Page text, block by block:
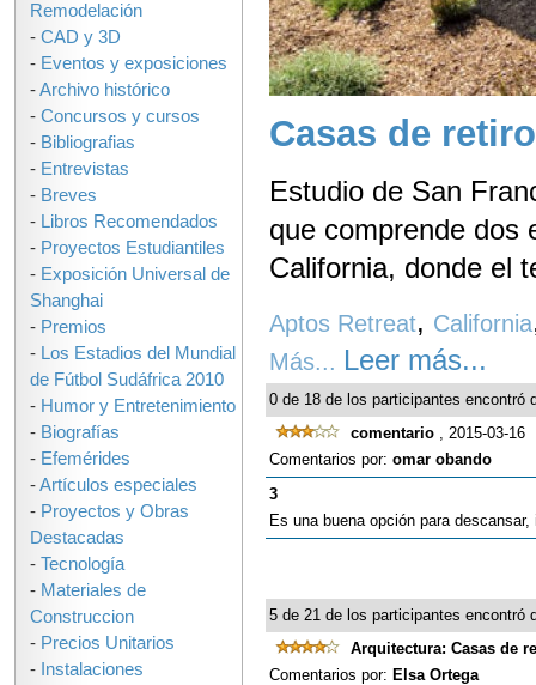
Casas de
Estudio de San
que comprende dos
California, donde el
Aptos Retreat, California
Más... Leer más...
0 de 18 de los participantes encontró
comentario , 2015-03-16
Comentarios por: omar obando
3
Es una buena opción para
5 de 21 de los participantes encontró
Arquitectura: Casas de
Comentarios por: Elsa Ortega
Remodelación
- CAD y 3D
- Eventos y exposiciones
-Archivo histórico
- Concursos y cursos
- Bibliografias
- Entrevistas
- Breves
- Libros Recomendados
- Proyectos Estudiantiles
- Exposición Universal de
Shanghai
- Premios
- Los Estadios del Mundial
de Fútbol Sudáfrica 2010
- Humor y Entretenimiento
- Biografías
- Efemérides
-Artículos especiales
- Proyectos y Obras
Destacadas
- Tecnología
- Materiales de
Construccion
- Precios Unitarios
- Instalaciones